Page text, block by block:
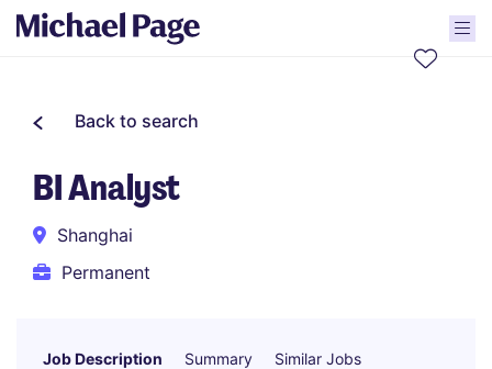
Back to search
BI Analyst
Shanghai
Permanent
Job Description Summary Similar Jobs